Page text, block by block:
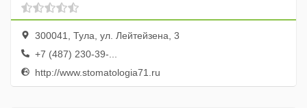
300041, Тула, ул. Лейтейзена, 3
+7 (487) 230-39-...
http://www.stomatologia71.ru